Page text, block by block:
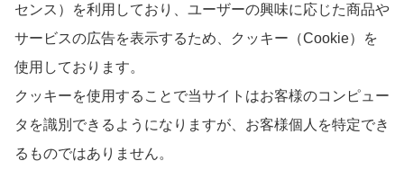
センス）を利用しており、ユーザーの興味に応じた商品や
サービスの広告を表示するため、クッキー（Cookie）を
使用しております。
クッキーを使用することで当サイトはお客様のコンピュー
タを識別できるようになりますが、お客様個人を特定でき
るものではありません。